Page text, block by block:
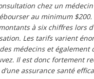
chez un
au minimum $200.
à six chiffres lors
Les tarifs varient
médecins et également
Il est donc fortement
assurance santé